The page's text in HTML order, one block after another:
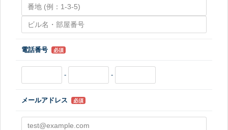
電話番号 必須
- -
メールアドレス 必須